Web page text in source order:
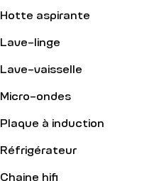
Hotte aspirante
Lave-linge
Lave-vaisselle
Micro-ondes
Plaque à induction
Réfrigérateur
Chaine hifi